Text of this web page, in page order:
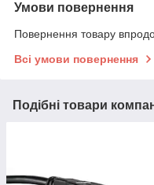
Умови повернення
Повернення товару
Всі умови повернення
Подібні товари